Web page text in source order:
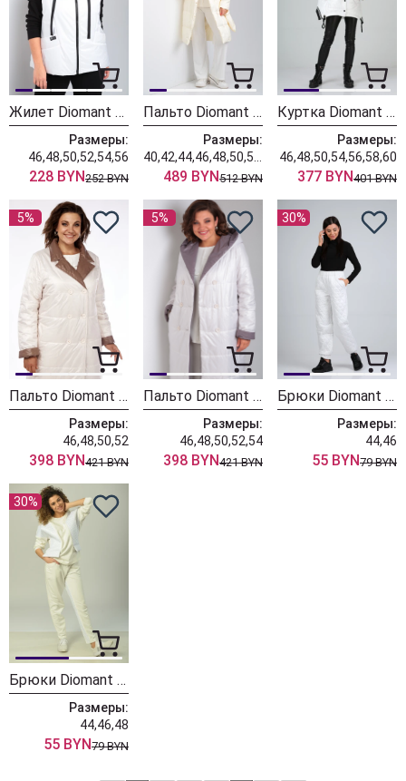
Жилет Diomant 1941 белый
Размеры:
46,48,50,52,54,56
228 BYN252 BYN
Пальто Diomant 1925 экрю
Размеры:
489 BYN512 BYN
Куртка Diomant 1930 белый
Размеры:
46,48,50,54,56,58,60
377 BYN401 BYN
5%
Пальто Diomant 1883 беж
Размеры:
46,48,50,52
398 BYN421 BYN
5%
Пальто Diomant 1893 беж-серый
Размеры:
46,48,50,52,54
398 BYN421 BYN
30%
Брюки Diomant 1751 белый
Размеры:
44,46
55 BYN79 BYN
30%
Брюки Diomant 1619
Размеры:
44,46,48
55 BYN79 BYN